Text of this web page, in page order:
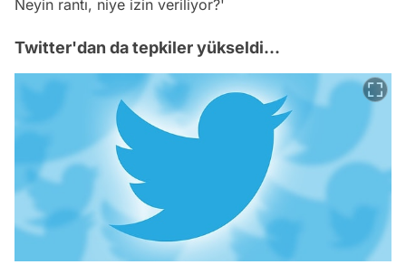
Neyin rantı, niye izin veriliyor?'
Twitter'dan da tepkiler yükseldi...